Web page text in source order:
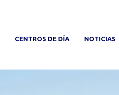
CENTROS DE DÍA NOTICIAS